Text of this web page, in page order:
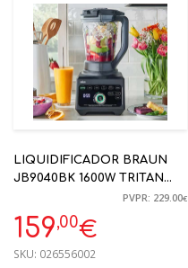
-31%
LIQUIDIFICADOR BRAUN
JB9040BK 1600W TRITAN
PVPR: 229.00€
159,00€
SKU: 026556002